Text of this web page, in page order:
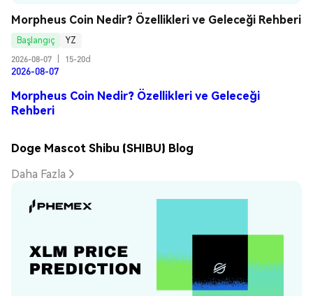
Morpheus Coin Nedir? Özellikleri ve Geleceği Rehberi
Başlangıç
YZ
2026-08-07
15-20d
2026-08-07
Morpheus Coin Nedir? Özellikleri ve Geleceği
Rehberi
Doge Mascot Shibu (SHIBU) Blog
Daha Fazla